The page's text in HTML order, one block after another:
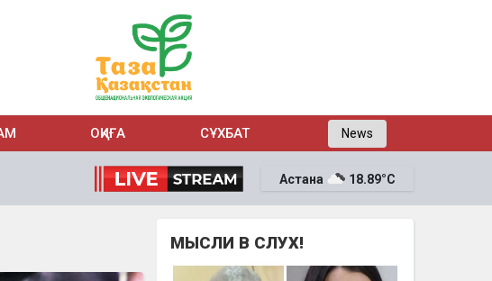
ОҚИҒА СҰХБАТ News
Астана 18.89°C
МЫСЛИ В СЛУХ!